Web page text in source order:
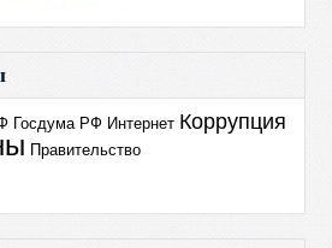
Госдума РФ Интернет Коррупция
Правительство